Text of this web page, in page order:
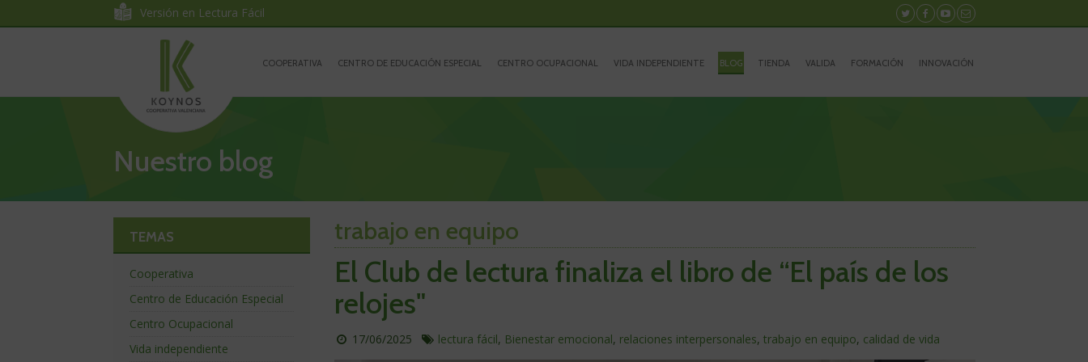
Nuestro blog
trabajo en equipo
El Club de lectura finaliza el libro de “El país de los
relojes"
Publicado
17/06/2025
En
lectura fácil, Bienestar emocional, relaciones interpersonales,trabajo en equipo, calidad de vida
TEMAS
Cooperativa
Centro de Educación Especial
Centro Ocupacional
Vida independiente
Versión en Lectura Fácil
Síguenos
en
Síguenos
en
Síguenos
en
Contacto
portada
COOPERATIVA CENTRO DE EDUCACIÓN ESPECIAL CENTRO OCUPACIONAL VIDA INDEPENDIENTE BLOG TIENDA VALIDA FORMACIÓN INNOVACIÓN